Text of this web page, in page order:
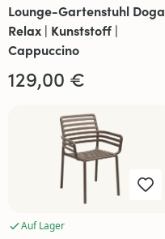
Lounge-Gartenstuhl Doga
Relax | Kunststoff |
Cappuccino
129,00 €
Auf Lager